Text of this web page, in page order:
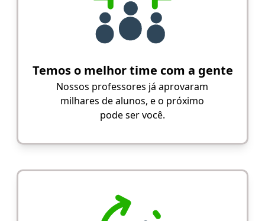
Temos o melhor time com a gente
Nossos professores já aprovaram
milhares de alunos, e o próximo
pode ser você.